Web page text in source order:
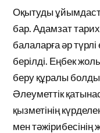
Оқытуды
бар. Адамзат
балаларға әр
берілді. Еңбек
беру құралы
Әлеуметтік
қызметінің
мен